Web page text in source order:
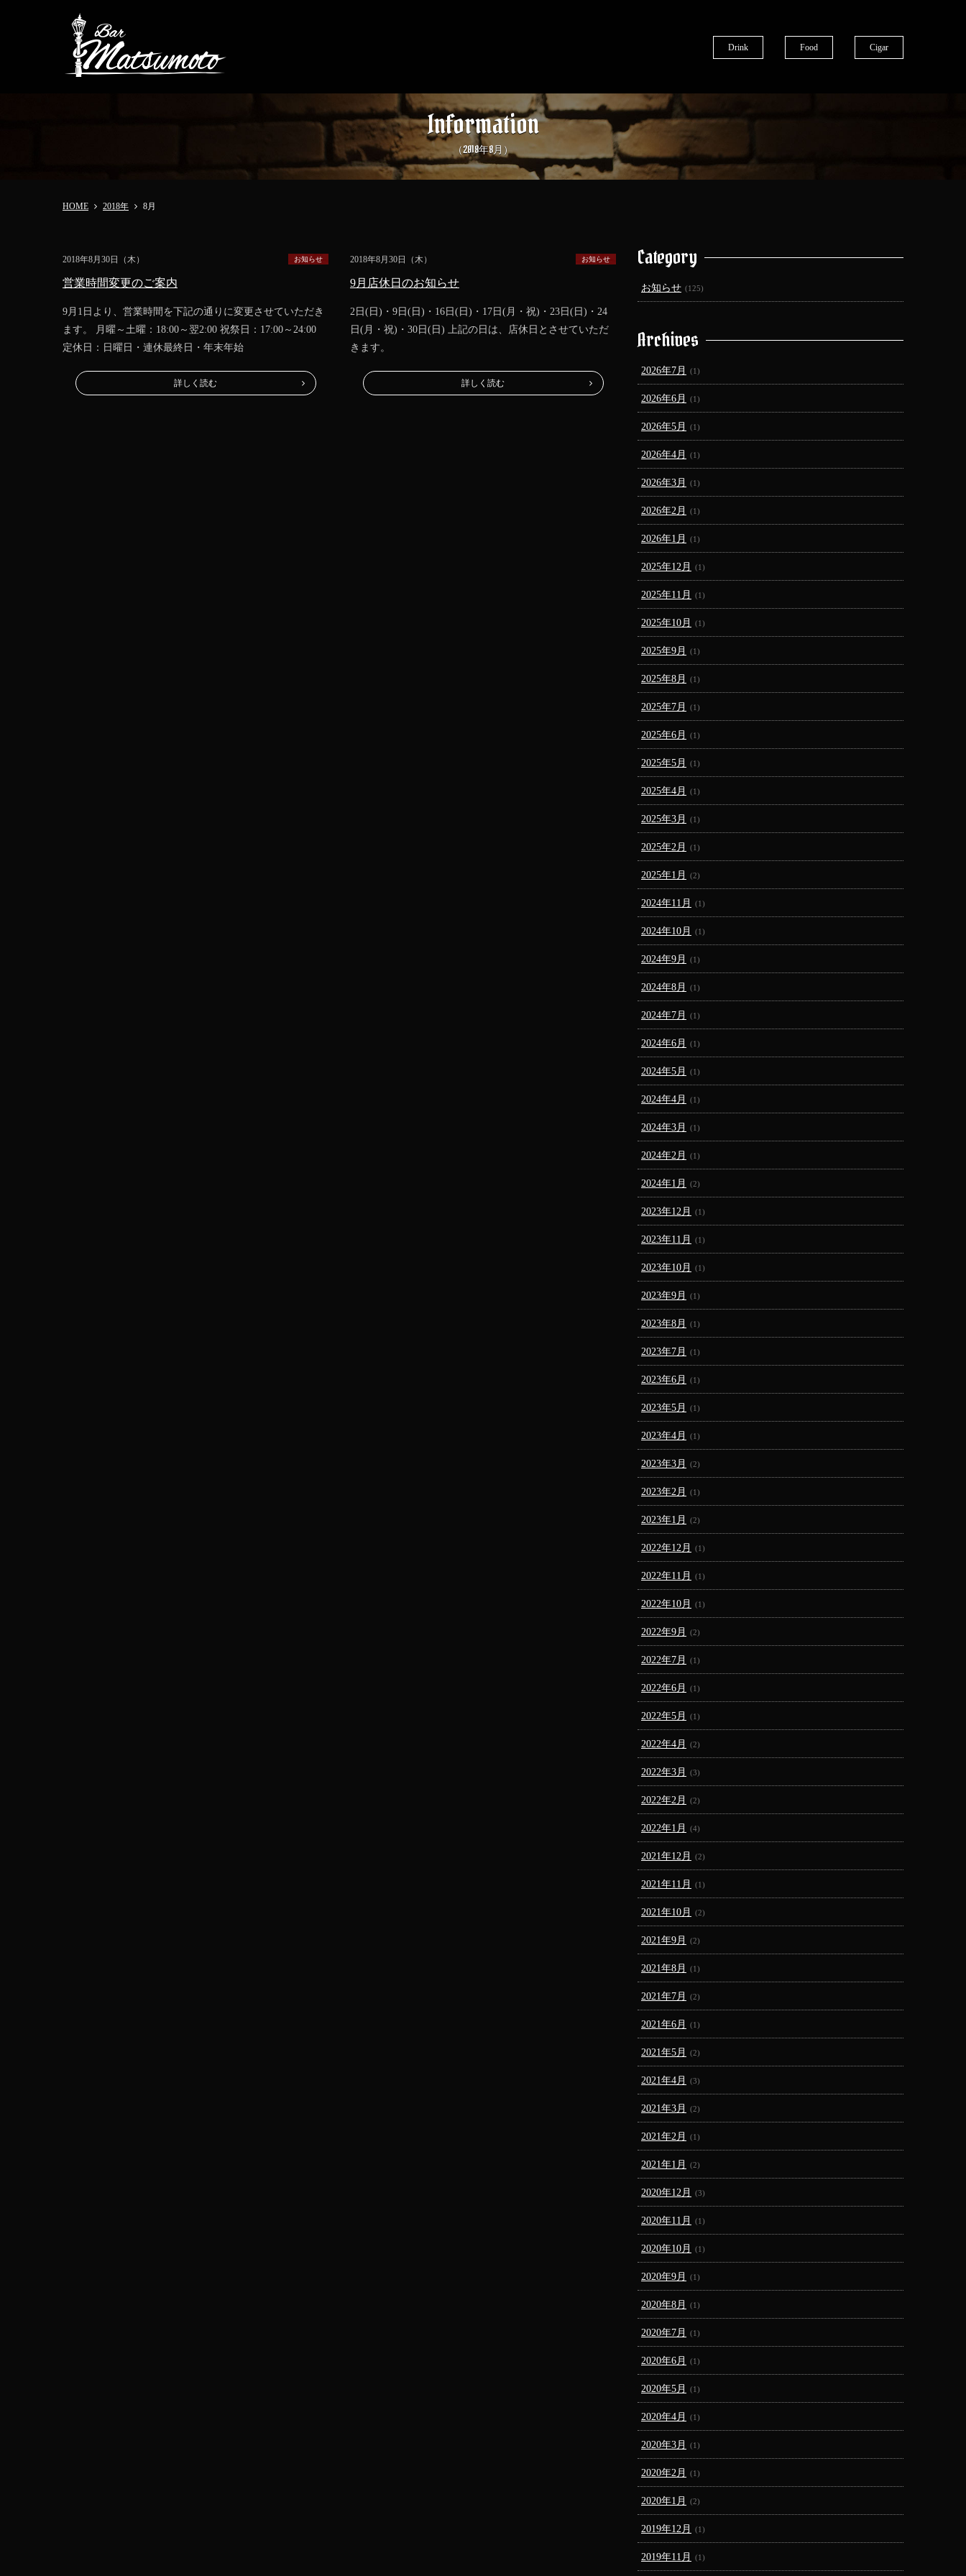
Drink Food Cigar
Information
（2018年8月）
HOME 2018年 8月
2018年8月30日（木） お知らせ
営業時間変更のご案内
9月1日より、営業時間を下記の通りに変更させていただき
ます。 月曜～土曜：18:00～翌2:00 祝祭日：17:00～24:00
定休日：日曜日・連休最終日・年末年始
詳しく読む
2018年8月30日（木） お知らせ
9月店休日のお知らせ
2日(日)・9日(日)・16日(日)・17日(月・祝)・23日(日)・24
日(月・祝)・30日(日) 上記の日は、店休日とさせていただ
きます。
詳しく読む
Category
お知らせ (125)
Archives
2026年7月 (1)
2026年6月 (1)
2026年5月 (1)
2026年4月 (1)
2026年3月 (1)
2026年2月 (1)
2026年1月 (1)
2025年12月 (1)
2025年11月 (1)
2025年10月 (1)
2025年9月 (1)
2025年8月 (1)
2025年7月 (1)
2025年6月 (1)
2025年5月 (1)
2025年4月 (1)
2025年3月 (1)
2025年2月 (1)
2025年1月 (2)
2024年11月 (1)
2024年10月 (1)
2024年9月 (1)
2024年8月 (1)
2024年7月 (1)
2024年6月 (1)
2024年5月 (1)
2024年4月 (1)
2024年3月 (1)
2024年2月 (1)
2024年1月 (2)
2023年12月 (1)
2023年11月 (1)
2023年10月 (1)
2023年9月 (1)
2023年8月 (1)
2023年7月 (1)
2023年6月 (1)
2023年5月 (1)
2023年4月 (1)
2023年3月 (2)
2023年2月 (1)
2023年1月 (2)
2022年12月 (1)
2022年11月 (1)
2022年10月 (1)
2022年9月 (2)
2022年7月 (1)
2022年6月 (1)
2022年5月 (1)
2022年4月 (2)
2022年3月 (3)
2022年2月 (2)
2022年1月 (4)
2021年12月 (2)
2021年11月 (1)
2021年10月 (2)
2021年9月 (2)
2021年8月 (1)
2021年7月 (2)
2021年6月 (1)
2021年5月 (2)
2021年4月 (3)
2021年3月 (2)
2021年2月 (1)
2021年1月 (2)
2020年12月 (3)
2020年11月 (1)
2020年10月 (1)
2020年9月 (1)
2020年8月 (1)
2020年7月 (1)
2020年6月 (1)
2020年5月 (1)
2020年4月 (1)
2020年3月 (1)
2020年2月 (1)
2020年1月 (2)
2019年12月 (1)
2019年11月 (1)